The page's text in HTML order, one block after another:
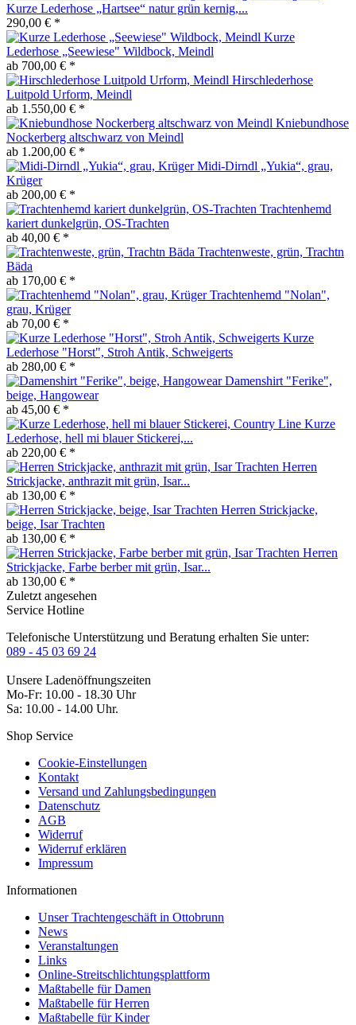
Kurze Lederhose „Hartsee“ natur grün kernig,...
290,00 € *
Kurze
Lederhose „Seewiese" Wildbock, Meindl
ab 700,00 € *
Hirschlederhose
Luitpold Urform, Meindl
ab 1.550,00 € *
Kniebundhose
Nockerberg altschwarz von Meindl
ab 1.200,00 € *
Midi-Dirndl „Yukia“, grau,
Krüger
ab 200,00 € *
Trachtenhemd
kariert dunkelgrün, OS-Trachten
ab 40,00 € *
Trachtenweste, grün, Trachtn
Bäda
ab 170,00 € *
Trachtenhemd "Nolan",
grau, Krüger
ab 70,00 € *
Kurze
Lederhose "Horst", Stroh Antik, Schweigerts
ab 280,00 € *
Damenshirt "Ferike",
beige, Hangowear
ab 45,00 € *
Kurze
Lederhose, hell mi blauer Stickerei,...
ab 220,00 € *
Herren
Strickjacke, anthrazit mit grün, Isar...
ab 130,00 € *
Herren Strickjacke,
beige, Isar Trachten
ab 130,00 € *
Herren
Strickjacke, Farbe berber mit grün, Isar...
ab 130,00 € *
Zuletzt angesehen
Service Hotline
Telefonische Unterstützung und Beratung erhalten Sie unter:
089 - 45 03 69 24
Unsere Ladenöffnungszeiten
Mo-Fr: 10.00 - 18.30 Uhr
Sa: 10.00 - 14.00 Uhr.
Shop Service
Cookie-Einstellungen
Kontakt
Versand und Zahlungsbedingungen
Datenschutz
AGB
Widerruf
Widerruf erklären
Impressum
Informationen
Unser Trachtengeschäft in Ottobrunn
News
Veranstaltungen
Links
Online-Streitschlichtungsplattform
Maßtabelle für Damen
Maßtabelle für Herren
Maßtabelle für Kinder